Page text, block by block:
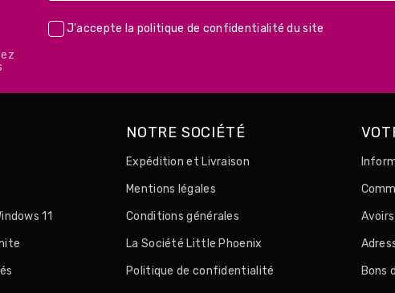
J'accepte la politique de confidentialité du site
11
NOTRE SOCIÉTÉ
Expédition et Livraison
Mentions légales
Conditions générales
La Société Little Phoenix
Politique de confidentialité
Avoirs
Bons